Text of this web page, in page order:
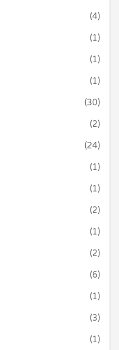
(4)
(1)
(1)
(1)
(30)
(2)
(24)
(1)
(1)
(2)
(1)
(2)
(6)
(1)
(3)
(1)